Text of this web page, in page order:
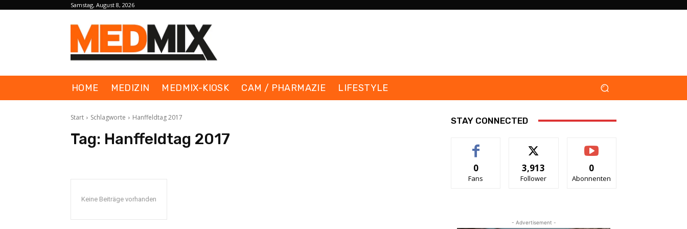
Samstag, August 8, 2026
HOME MEDIZIN MEDMIX-KIOSK CAM / PHARMAZIE LIFESTYLE
Start Schlagworte Hanffeldtag 2017
Tag: Hanffeldtag 2017
Keine Beiträge vorhanden
STAY CONNECTED
0
Fans
3,913
Follower
0
Abonnenten
- Advertisement -